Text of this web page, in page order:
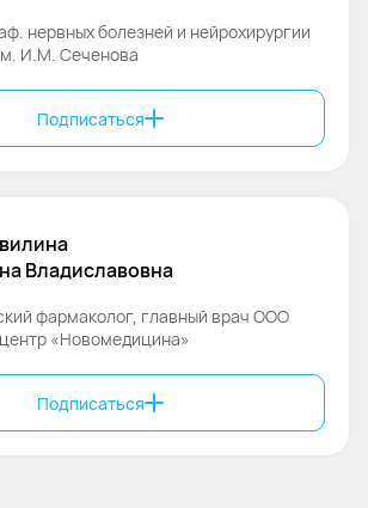
нервных болезней и нейрохирургии
И.М. Сеченова
Подписаться
Владиславовна
фармаколог, главный врач ООО
«Новомедицина»
Подписаться